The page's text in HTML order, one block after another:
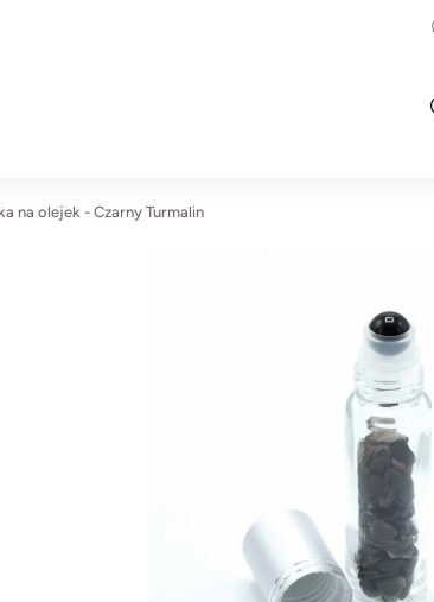
na olejek - Czarny Turmalin